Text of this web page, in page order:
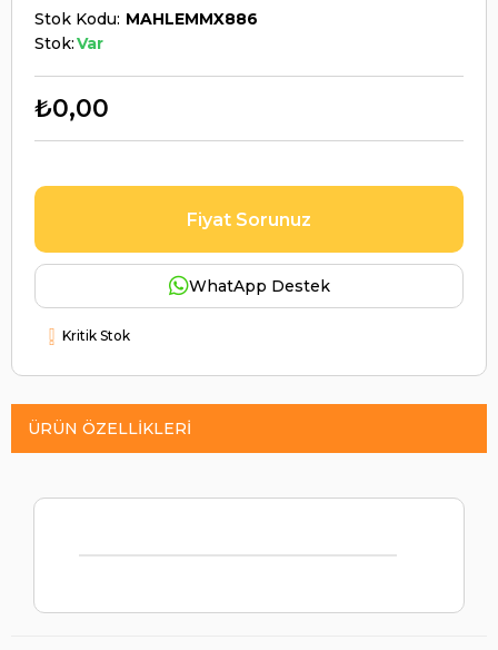
Stok Kodu MAHLEMMX886
Stok:Var
₺0,00
Fiyat Sorunuz
WhatApp Destek
Kritik Stok
ÜRÜN ÖZELLIKLERI